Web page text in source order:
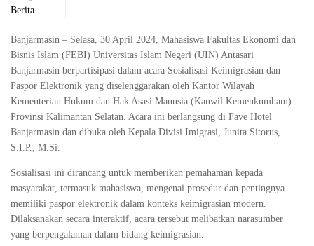
Berita
Banjarmasin – Selasa, 30 April 2024, Mahasiswa Fakultas Ekonomi dan
Bisnis Islam (FEBI) Universitas Islam Negeri (UIN) Antasari
Banjarmasin berpartisipasi dalam acara Sosialisasi Keimigrasian dan
Paspor Elektronik yang diselenggarakan oleh Kantor Wilayah
Kementerian Hukum dan Hak Asasi Manusia (Kanwil Kemenkumham)
Provinsi Kalimantan Selatan. Acara ini berlangsung di Fave Hotel
Banjarmasin dan dibuka oleh Kepala Divisi Imigrasi, Junita Sitorus,
S.I.P., M.Si.
Sosialisasi ini dirancang untuk memberikan pemahaman kepada
masyarakat, termasuk mahasiswa, mengenai prosedur dan pentingnya
memiliki paspor elektronik dalam konteks keimigrasian modern.
Dilaksanakan secara interaktif, acara tersebut melibatkan narasumber
yang berpengalaman dalam bidang keimigrasian.